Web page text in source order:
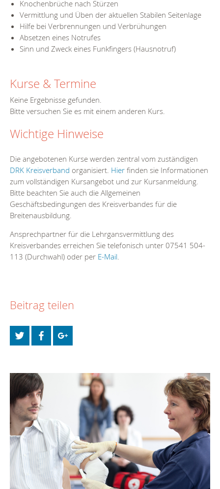
Knochenbrüche nach Stürzen
Vermittlung und Üben der aktuellen Stabilen Seitenlage
Hilfe bei Verbrennungen und Verbrühungen
Absetzen eines Notrufes
Sinn und Zweck eines Funkfingers (Hausnotruf)
Kurse & Termine
Keine Ergebnisse gefunden.
Bitte versuchen Sie es mit einem anderen Kurs.
Wichtige Hinweise
Die angebotenen Kurse werden zentral vom zuständigen
DRK Kreisverband organisiert. Hier finden sie Informationen
zum vollständigen Kursangebot und zur Kursanmeldung.
Bitte beachten Sie auch die Allgemeinen
Geschäftsbedingungen des Kreisverbandes für die
Breitenausbildung.
Ansprechpartner für die Lehrgansvermittlung des
Kreisverbandes erreichen Sie telefonisch unter 07541 504-
113 (Durchwahl) oder per E-Mail
Beitrag teilen